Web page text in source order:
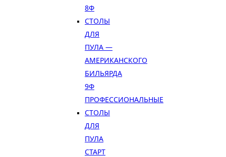
8Ф
СТОЛЫ
ДЛЯ
ПУЛА —
АМЕРИКАНСКОГО
БИЛЬЯРДА
9Ф
ПРОФЕССИОНАЛЬНЫЕ
СТОЛЫ
ДЛЯ
ПУЛА
СТАРТ